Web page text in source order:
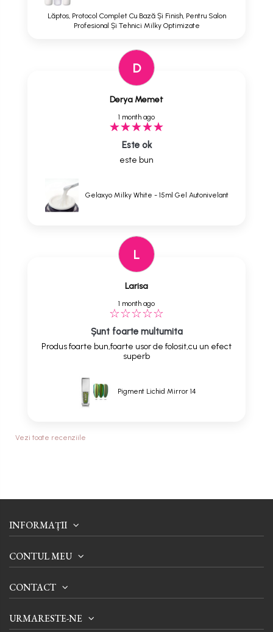
Lăptos, Protocol Complet Cu Bază Și Finish, Pentru Salon
Profesional Și Tehnici Milky Optimizate
D
Derya Memet
1 month ago
Este ok
este bun
Gelaxyo Milky White - 15ml Gel Autonivelant
L
Larisa
1 month ago
Șunt foarte multumita
Produs foarte bun,foarte usor de folosit,cu un efect
superb
Pigment Lichid Mirror 14
Vezi toate recenziile
INFORMAȚII
CONTUL MEU
CONTACT
URMARESTE-NE